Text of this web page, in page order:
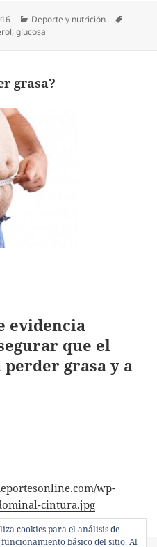
Categorías
Deporte y nutrición
,glucosa
grasa?
evidencia
que el
grasa y a
wp-
cintura.jpg
cookies para el análisis de
básico del sitio. Al